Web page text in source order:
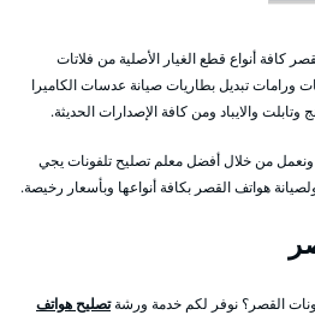
كافة أنواع قطع الغيار الأصلية من فلاتات
ورامات تبديل بطاريات صيانة عدسات الكاميرا
والايباد ومن كافة الإصدارات الحديثة.
من خلال أفضل معلم تصليح تلفونات يجي
هواتف القصر بكافة أنواعها وبأسعار رخيصة.
القصر؟ نوفر لكم خدمة ورشةتصليح هواتف